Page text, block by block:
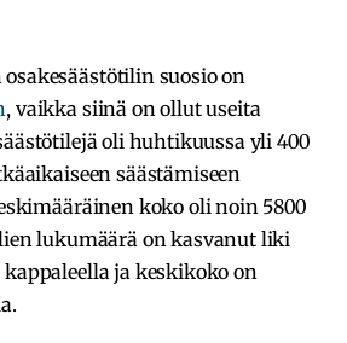
osakesäästötilin suosio on
, vaikka siinä on ollut useita
oli huhtikuussa yli 400
säästämiseen
koko oli noin 5800
lukumäärä on kasvanut liki
ja keskikoko on